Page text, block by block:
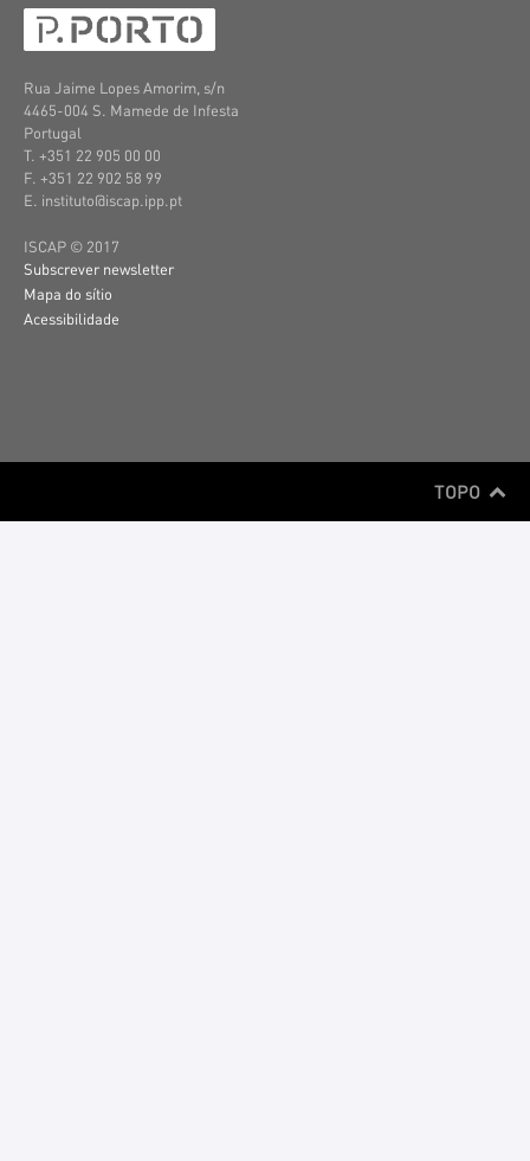
Rua Jaime Lopes Amorim, s/n
4465-004 S. Mamede de Infesta
Portugal
T. +351 22 905 00 00
F. +351 22 902 58 99
E. instituto@iscap.ipp.pt
ISCAP © 2017
Subscrever newsletter
Mapa do sítio
Acessibilidade
TOPO